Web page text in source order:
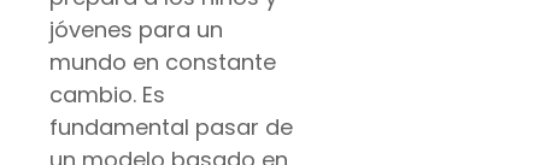
jóvenes para un
mundo en constante
cambio. Es
fundamental pasar de